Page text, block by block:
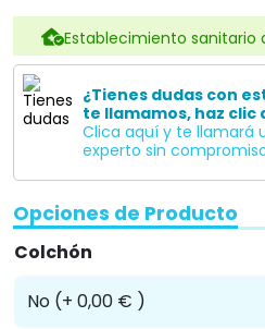
Establecimiento sanitario
¿Tienes dudas con
te llamamos, haz clic
Clica aquí y te llamará
experto sin
Opciones de Producto
Colchón